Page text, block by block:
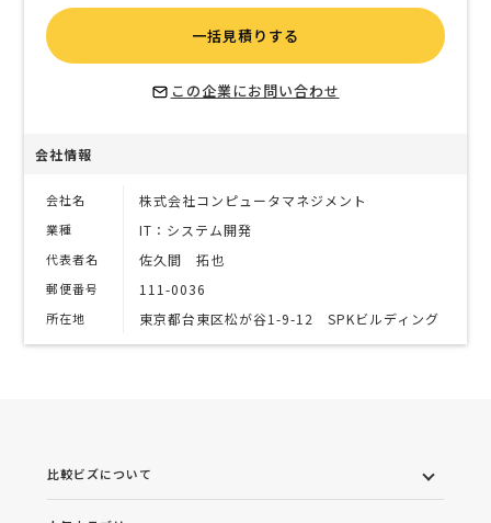
一括見積りする
この企業にお問い合わせ
会社情報
会社名 株式会社コンピュータマネジメント
業種 IT：システム開発
代表者名 佐久間 拓也
郵便番号 111-0036
所在地 東京都台東区松が谷1-9-12 SPKビルディング
比較ビズについて